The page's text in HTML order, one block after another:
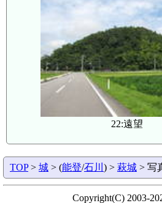
22:遠望
TOP> 城 > (能登/石川 ) > 萩城 > 写
Copyright(C) 2003-